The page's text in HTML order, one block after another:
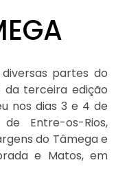
partes do
da terceira edição
nos dias 3 e 4 de
Entre-os-Rios,
do Tâmega e
e Matos, em